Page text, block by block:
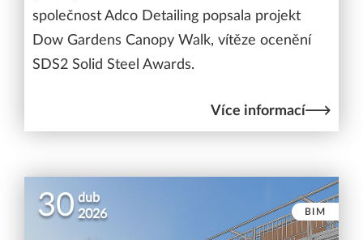
společnost Adco Detailing popsala projekt
Dow Gardens Canopy Walk, vítěze ocenění
SDS2 Solid Steel Awards.
Více informací
30 dub
2026
BIM